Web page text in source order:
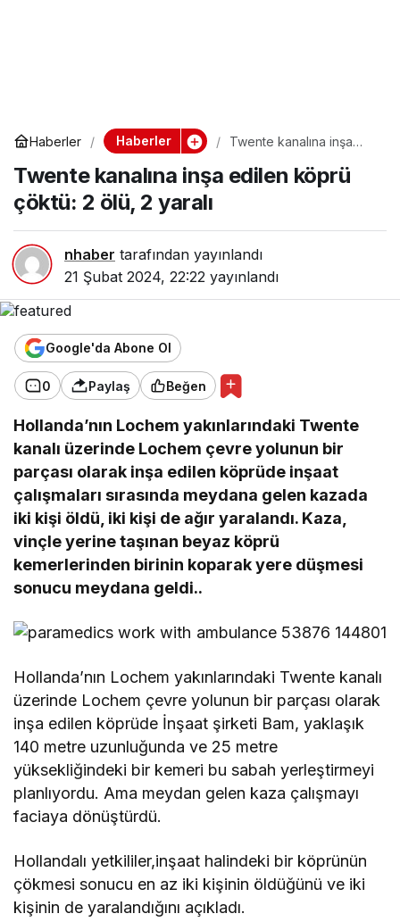
Haberler Haberler
Twente kanalına inşa
ölü, 2 yaralı
Twente kanalına inşa edilen köprü
çöktü: 2 ölü, 2 yaralı
nhaber tarafından yayınlandı
21 Şubat 2024, 22:22 yayınlandı
Google'da Abone Ol
0 Paylaş Beğen
Hollanda’nın Lochem yakınlarındaki Twente
kanalı üzerinde Lochem çevre yolunun bir
parçası olarak inşa edilen köprüde inşaat
çalışmaları sırasında meydana gelen kazada
iki kişi öldü, iki kişi de ağır yaralandı. Kaza,
vinçle yerine taşınan beyaz köprü
kemerlerinden birinin koparak yere düşmesi
sonucu meydana geldi..
Hollanda’nın Lochem yakınlarındaki Twente kanalı
üzerinde Lochem çevre yolunun bir parçası olarak
inşa edilen köprüde İnşaat şirketi Bam, yaklaşık
140 metre uzunluğunda ve 25 metre
yüksekliğindeki bir kemeri bu sabah yerleştirmeyi
planlıyordu. Ama meydan gelen kaza çalışmayı
faciaya dönüştürdü.
Hollandalı yetkililer,inşaat halindeki bir köprünün
çökmesi sonucu en az iki kişinin öldüğünü ve iki
kişinin de yaralandığını açıkladı.